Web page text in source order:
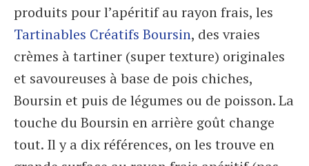
produits pour l’apéritif au rayon frais, les
Tartinables Créatifs Boursin, des vraies
crèmes à tartiner (super texture) originales
et savoureuses à base de pois chiches,
Boursin et puis de légumes ou de poisson. La
touche du Boursin en arrière goût change
tout. Il y a dix références, on les trouve en